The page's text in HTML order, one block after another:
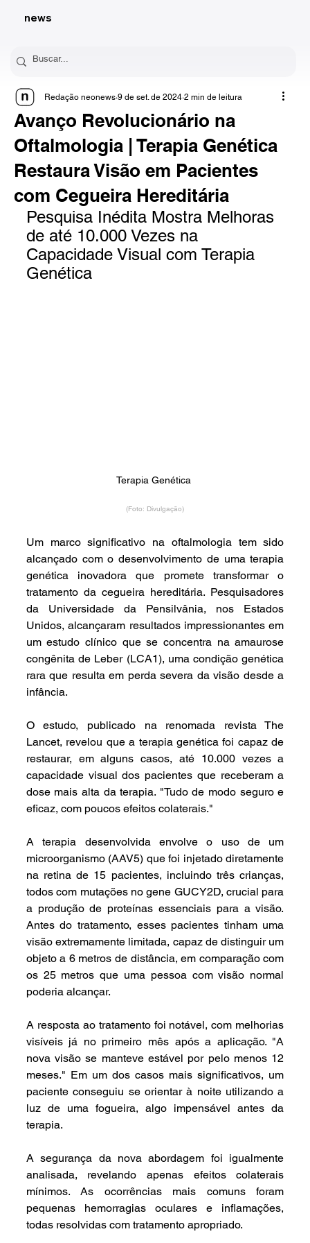
news
Avanço Revolucionário na
Oftalmologia | Terapia Genética
Restaura Visão em Pacientes
com Cegueira Hereditária
Redação neonews 9 de set. de 2024 2 min de leitura
Pesquisa Inédita Mostra Melhoras
de até 10.000 Vezes na
Capacidade Visual com Terapia
Genética
Terapia Genética
(Foto: Divulgação)
Um marco significativo na oftalmologia tem sido
alcançado com o desenvolvimento de uma terapia
genética inovadora que promete transformar o
tratamento da cegueira hereditária. Pesquisadores
da Universidade da Pensilvânia, nos Estados
Unidos, alcançaram resultados impressionantes em
um estudo clínico que se concentra na amaurose
congênita de Leber (LCA1), uma condição genética
rara que resulta em perda severa da visão desde a
infância.
O estudo, publicado na renomada revista The
Lancet, revelou que a terapia genética foi capaz de
restaurar, em alguns casos, até 10.000 vezes a
capacidade visual dos pacientes que receberam a
dose mais alta da terapia. "Tudo de modo seguro e
eficaz, com poucos efeitos colaterais."
A terapia desenvolvida envolve o uso de um
microorganismo (AAV5) que foi injetado diretamente
na retina de 15 pacientes, incluindo três crianças,
todos com mutações no gene GUCY2D, crucial para
a produção de proteínas essenciais para a visão.
Antes do tratamento, esses pacientes tinham uma
visão extremamente limitada, capaz de distinguir um
objeto a 6 metros de distância, em comparação com
os 25 metros que uma pessoa com visão normal
poderia alcançar.
A resposta ao tratamento foi notável, com melhorias
visíveis já no primeiro mês após a aplicação. "A
nova visão se manteve estável por pelo menos 12
meses." Em um dos casos mais significativos, um
paciente conseguiu se orientar à noite utilizando a
luz de uma fogueira, algo impensável antes da
terapia.
A segurança da nova abordagem foi igualmente
analisada, revelando apenas efeitos colaterais
mínimos. As ocorrências mais comuns foram
pequenas hemorragias oculares e inflamações,
todas resolvidas com tratamento apropriado.